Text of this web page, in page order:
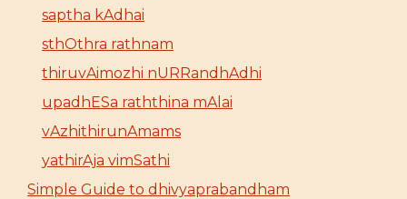
saptha kAdhai
sthOthra rathnam
thiruvAimozhi nURRandhAdhi
upadhESa raththina mAlai
vAzhithirunAmams
yathirAja vimSathi
Simple Guide to dhivyaprabandham